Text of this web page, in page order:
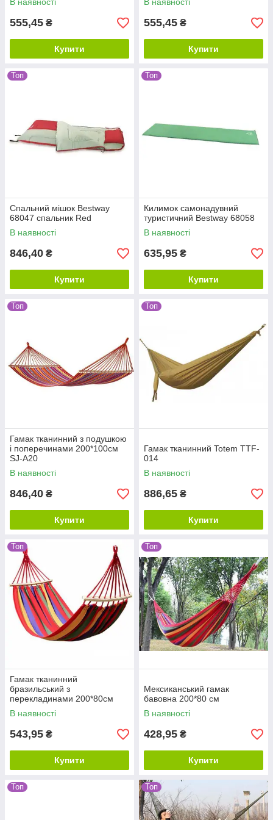
555,45 ₴
Купити
555,45 ₴
Купити
Топ
Спальний мішок Bestway
68047 спальник Red
В наявності
846,40 ₴
Купити
Топ
Килимок самонадувний
туристичний Bestway 68058
В наявності
635,95 ₴
Купити
Топ
Гамак тканинний з подушкою
і поперечинами 200*100см
SJ-A20
В наявності
846,40 ₴
Купити
Топ
Гамак тканинний Totem TTF-
014
В наявності
886,65 ₴
Купити
Топ
Гамак тканинний
бразильський з
перекладинами 200*80см
В наявності
543,95 ₴
Купити
Топ
Мексиканський гамак
бавовна 200*80 см
В наявності
428,95 ₴
Купити
Топ Топ